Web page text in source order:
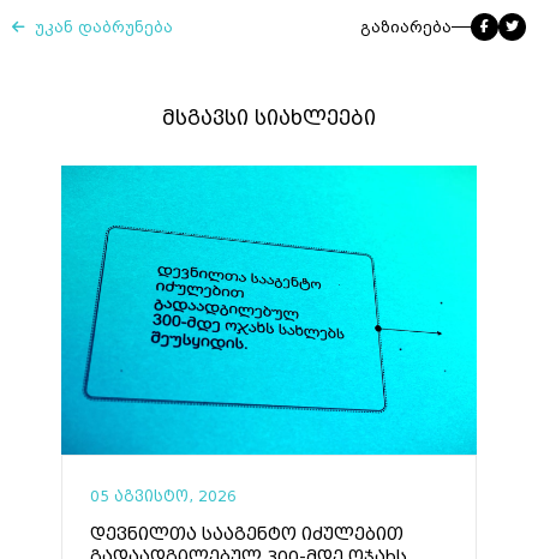
უკან დაბრუნება გაზიარება
მსგავსი სიახლეები
05 აგვისტო, 2026
დევნილთა სააგენტო იძულებით